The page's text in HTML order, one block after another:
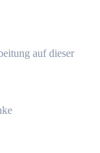
auf dieser